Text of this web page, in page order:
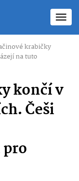
krabičky
na tuto
končí v
Češi